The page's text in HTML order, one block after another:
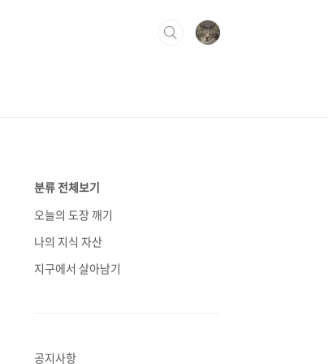
분류 전체보기
오늘의 도장 깨기
나의 지식 자산
지구에서 살아남기
공지사항